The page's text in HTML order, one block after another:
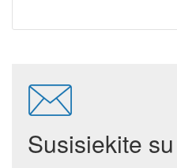
Susisiekite